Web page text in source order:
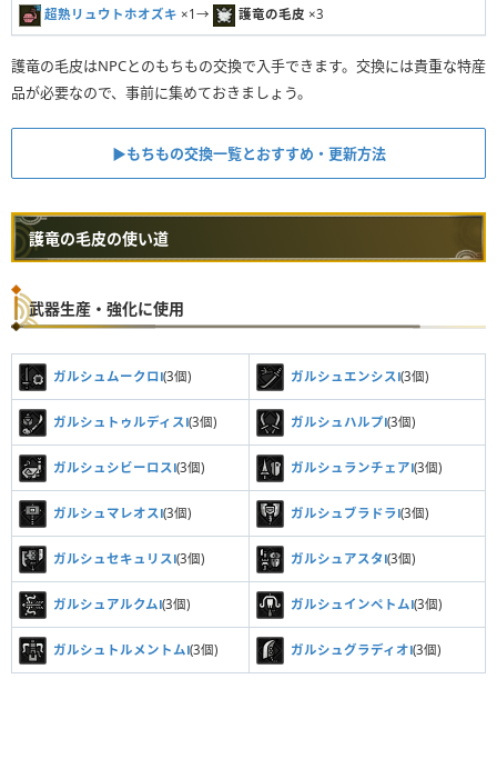
超熟リュウトホオズキ ×1→ 護竜の毛皮 ×3
護竜の毛皮はNPCとのもちもの交換で入手できます。交換には貴重な特産
品が必要なので、事前に集めておきましょう。
▶︎もちもの交換一覧とおすすめ・更新方法
護竜の毛皮の使い道
武器生産・強化に使用
ガルシュムークロⅠ(3個) ガルシュエンシスⅠ(3個)
ガルシュトゥルディスⅠ(3個) ガルシュハルプⅠ(3個)
ガルシュシビーロスⅠ(3個) ガルシュランチェアⅠ(3個)
ガルシュマレオスⅠ(3個) ガルシュブラドラⅠ(3個)
ガルシュセキュリスⅠ(3個) ガルシュアスタⅠ(3個)
ガルシュアルクムⅠ(3個) ガルシュインペトムⅠ(3個)
ガルシュトルメントムⅠ(3個) ガルシュグラディオⅠ(3個)